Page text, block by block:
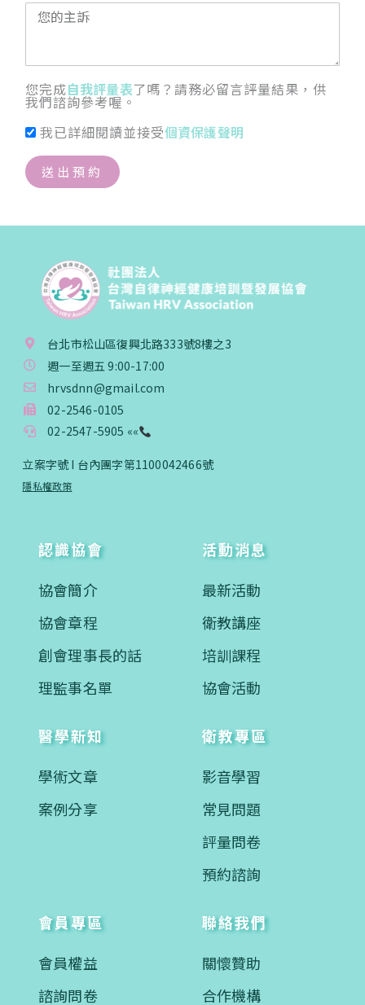
您完成自我評量表了嗎？請務必留言評量結果，供
我們諮詢參考喔。
我已詳細閱讀並接受個資保護聲明
送出預約
台北市松山區復興北路333號8樓之3
週一至週五 9:00-17:00
hrvsdnn@gmail.com
02-2546-0105
02-2547-5905 ««
立案字號 I 台內團字第1100042466號
隱私權政策
認識協會
協會簡介
協會章程
創會理事長的話
理監事名單
活動消息
最新活動
衛教講座
培訓課程
協會活動
醫學新知
學術文章
案例分享
衛教專區
影音學習
常見問題
評量問卷
預約諮詢
會員專區
會員權益
諮詢問卷
聯絡我們
關懷贊助
合作機構